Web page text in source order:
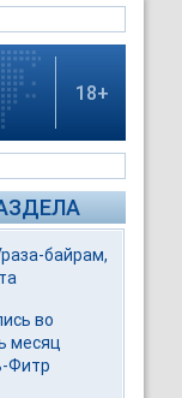
18+
байрам,
во
месяц
Фитр